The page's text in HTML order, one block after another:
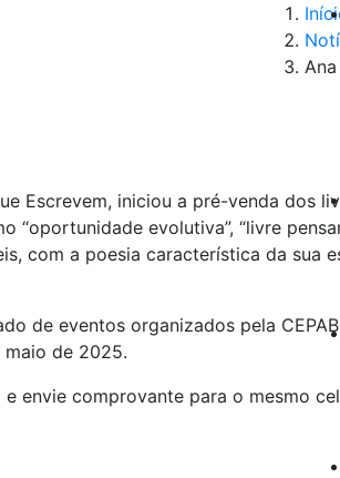
Escrevem, iniciou a pré-venda dos
evolutiva”, “livre
com a poesia característica da sua
de eventos organizados pela
de 2025.
e envie comprovante para o mesmo